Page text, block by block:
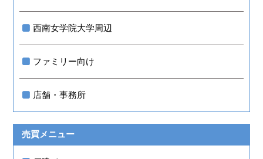
西南女学院大学周辺
ファミリー向け
店舗・事務所
売買メニュー